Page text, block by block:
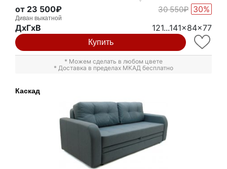
от 23 500₽ 30 550₽ 30%
Диван выкатной
ДxГxВ 121...141x84x77
Купить
* Можем сделать в любом цвете
* Доставка в пределах МКАД бесплатно
Каскад